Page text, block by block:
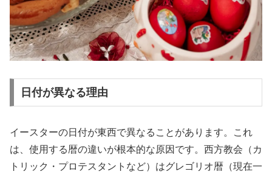
日付が異なる理由
イースターの日付が東西で異なることがあります。これ
は、使用する暦の違いが根本的な原因です。西方教会（カ
トリック・プロテスタントなど）はグレゴリオ暦（現在一